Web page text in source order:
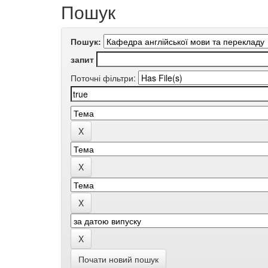
Пошук
Пошук:
запит
Поточні фільтри:
Почати новий пошук